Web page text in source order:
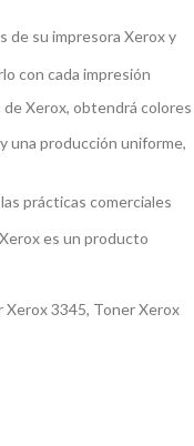
de su impresora Xerox y
con cada impresión
Xerox, obtendrá colores
una producción uniforme,
prácticas comerciales
es un producto
Xerox 3345, Toner Xerox